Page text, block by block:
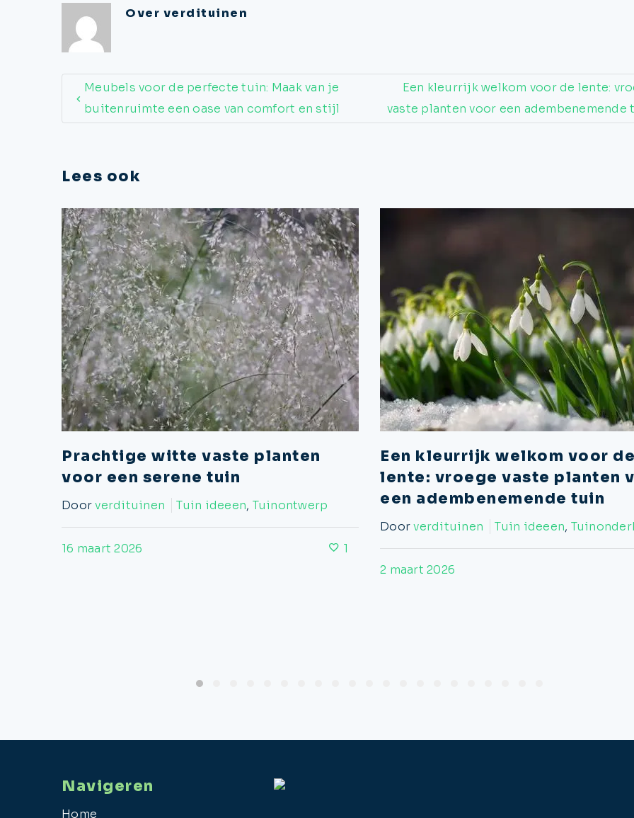
Over verdituinen
Meubels voor de perfecte tuin: Maak van je
buitenruimte een oase van comfort en stijl
Een kleurrijk welkom voor de lente:
vaste planten voor een adembenemende
Lees ook
Prachtige witte vaste planten
voor een serene tuin
Doorverdituinen Tuin ideeen, Tuinontwerp
16 maart 2026 1
Een kleurrijk welkom voor de
lente: vroege vaste planten
een adembenemende tuin
Doorverdituinen Tuin ideeen,
2 maart 2026
Navigeren
Home